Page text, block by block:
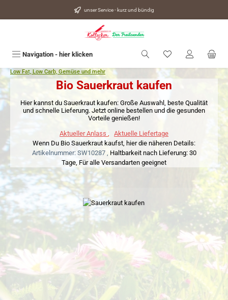
unser Service - kurz und bündig
Navigation - hier klicken Du hast 0
Low Fat, Low Carb, Gemüse und mehr
Bio Sauerkraut kaufen
Hier kannst du Sauerkraut kaufen: Große Auswahl, beste Qualität
und schnelle Lieferung. Jetzt online bestellen und die gesunden
Vorteile genießen!
Aktueller Anlass
Aktuelle Liefertage
Wenn Du Bio Sauerkraut kaufst, hier die näheren Details:
Artikelnummer: SW10287 , Haltbarkeit nach Lieferung: 30
Tage, Für alle Versandarten geeignet
Bildergalerie überspringen